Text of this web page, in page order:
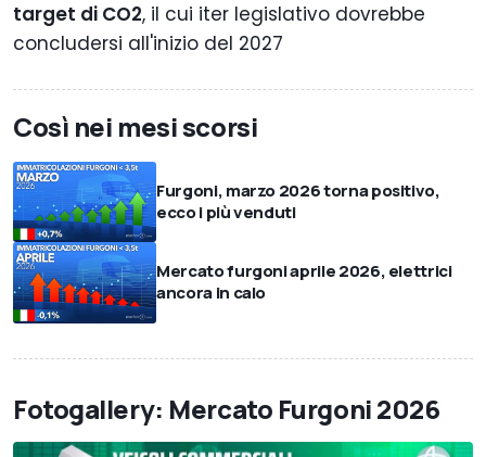
target di CO2, il cui iter legislativo dovrebbe
concludersi all'inizio del 2027
Così nei mesi scorsi
Furgoni, marzo 2026 torna positivo,
ecco i più venduti
Mercato furgoni aprile 2026, elettrici
ancora in calo
Fotogallery: Mercato Furgoni 2026